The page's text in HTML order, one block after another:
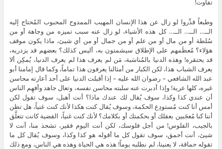
تفاوت!
وطبعاً قدِّروا لو زال عن هذا الإنسان المهيب الممدوح المحبوب المُحتاج إليه
الــ… الــ… الــ… كل هذه الأشياء، لو زال عنه سبب تميزه من وجاهة أو من
سُلطة أو من مال أو من علم أو من جمال أو من أي شيئ، ماذا يكون موقف
هؤلاء؟ مُعظَمهم على الإطلاق سيشمتون به، أليس كذلك؟ بعضهم قد يزدريه،
قد يحتقره! وهذه الدنيا بالمُناسَبة، مَن لم يعرف هذا لم يعرف الدنيا، يُمكِن ألا
يعرف الشباب هذا، لكن الكبار من أمثالنا يعرفون هذا تماماً، وكما قال إمامنا أبو
عبد الله الشافعي – رضوان الله عليه – إذا أقبلت الدنيا على أحد أعارته محاسن
غيره، كلها عرية! وإذا أدبرت عنه سلبته محاسن نفسه، وتعال جاهد وأفهِم الناس
أن عندي كذا وكذا، سوف يُقال لك عندك ماذا؟ أنت أهبل، سوف تقول لكن
أمس أنا كنت مُستودِع الحكمة، وسوف يُقال كنت هكذا لأنك كنت غنياً، هل تظن
أننا كنا مُعجَبين بعقلك أو بحكمتك أو بكلامك؟ لأنك كنت غنياً، القضية كانت تتعلَّق
بالجيب، الفلوس! من أجل فلوسك، لكن أنت اليوم فقير، تشحذ منا، أنت لا
شيئ، أنت أحمق، سوف تقول كل ما أقوله هو كذا وكذا، وسوف يُقال كل ما
تقوله حماقة، لا يعنينا، لم نطلبه يوماً! هذه هي الحياة وهذه هي الناس، ومع ذلك